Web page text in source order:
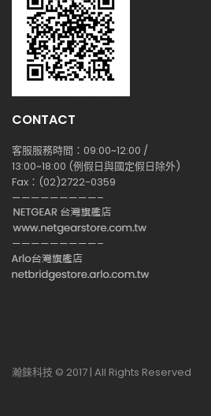
CONTACT
客服服務時間：09:00~12:00 /
13:00~18:00 (例假日與國定假日除外)
Fax：(02)2722-0359
—————————–
—————————–
瀚錸科技 © 2017 | All Rights Reserved